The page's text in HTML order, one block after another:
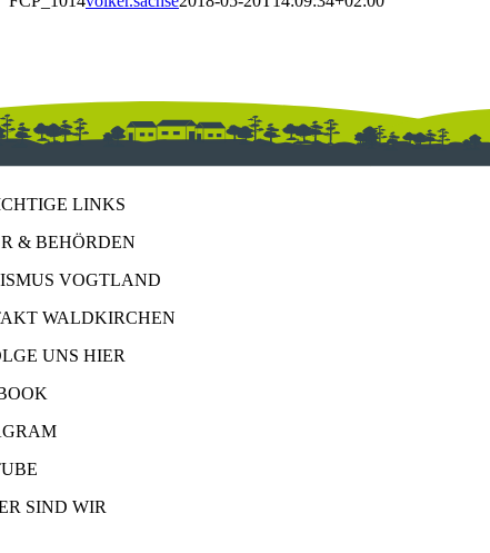
LINKS
& BEHÖRDEN
VOGTLAND
WALDKIRCHEN
UNS HIER
SIND WIR